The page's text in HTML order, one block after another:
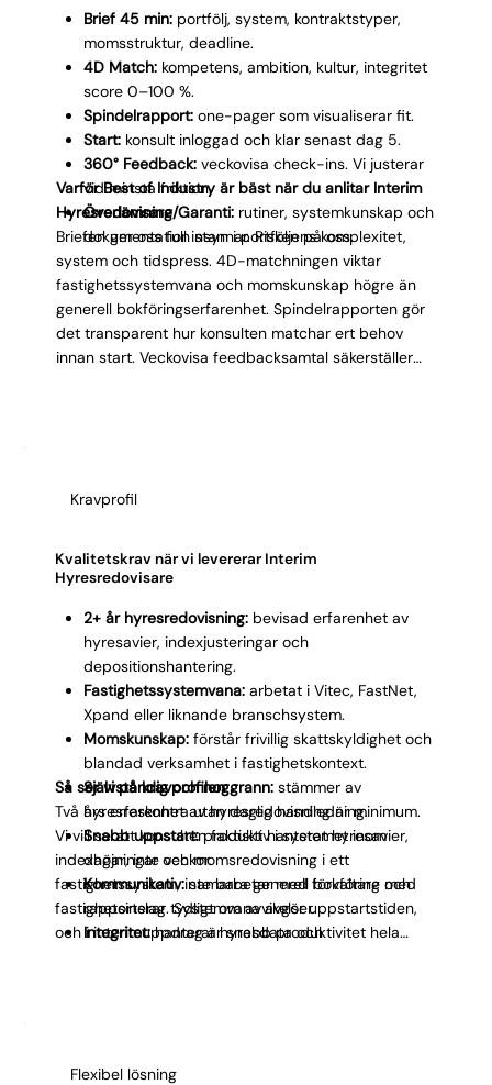
Brief 45 min: portfölj, system, kontraktstyper,
momsstruktur, deadline.
4D Match: kompetens, ambition, kultur, integritet
score 0–100 %.
Spindelrapport: one-pager som visualiserar fit.
Start: konsult inloggad och klar senast dag 5.
360° Feedback: veckovisa check-ins. Vi justerar
vid minsta friktion.
Överlämning/Garanti: rutiner, systemkunskap och
dokumentation stannar. Risken på oss.
Varför Best of Industry är bäst när du anlitar Interim
Hyresredovisare
Briefen ger oss full insyn i portföljens komplexitet,
system och tidspress. 4D-matchningen viktar
fastighetssystemvana och momskunskap högre än
generell bokföringserfarenhet. Spindelrapporten gör
det transparent hur konsulten matchar ert behov
innan start. Veckovisa feedbacksamtal säkerställer
Kravprofil
Kvalitetskrav när vi levererar Interim
Hyresredovisare
2+ år hyresredovisning:bevisad erfarenhet av
hyresavier, indexjusteringar och
depositionshantering.
Fastighetssystemvana:arbetat i Vitec, FastNet,
Xpand eller liknande branschsystem.
Momskunskap:förstår frivillig skattskyldighet och
blandad verksamhet i fastighetskontext.
Självständig och noggrann:stämmer av
hyresreskontra utan daglig handledning.
Snabb uppstart:produktiv i systemet inom
dagar, inte veckor.
Kommunikativ:samarbetar med förvaltare och
rapporterar tydligt om avvikelser.
Integritet:hanterar hyresdata och
Så ser vi på kravprofilen
Två års erfarenhet av hyresredovisning är minimum.
Vi vill se att konsulten faktiskt hanterat hyresavier,
indexhöjningar och momsredovisning i ett
fastighetssystem, inte bara generell bokföring med
fastighetsinslag. Systemvana avgör uppstartstiden,
och i interimuppdrag är snabb produktivitet hela
Flexibel lösning